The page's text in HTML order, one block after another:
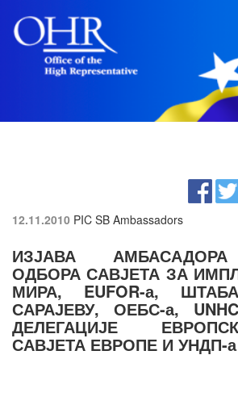
12.11.2010 PIC SB Ambassadors
ИЗЈАВА
ОДБОРА САВЈЕТА ЗА
МИРА, EUFOR-а,
САРАЈЕВУ, ОЕБС-а,
ДЕЛЕГАЦИЈЕ
САВЈЕТА ЕВРОПЕ И УНДП-а